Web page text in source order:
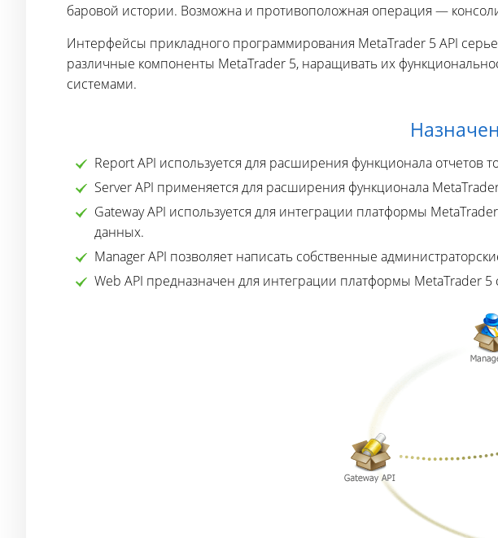
баровой истории. Возможна и противоположная операция —
Интерфейсы прикладного программирования MetaTrader 5 API
различные компоненты MetaTrader 5, наращивать их
системами.
Report API используется для расширения функционала отчетов
Server API применяется для расширения функционала
Gateway API используется для интеграции платформы
данных.
Manager API позволяет написать собственные
Web API предназначен для интеграции платформы MetaTrader